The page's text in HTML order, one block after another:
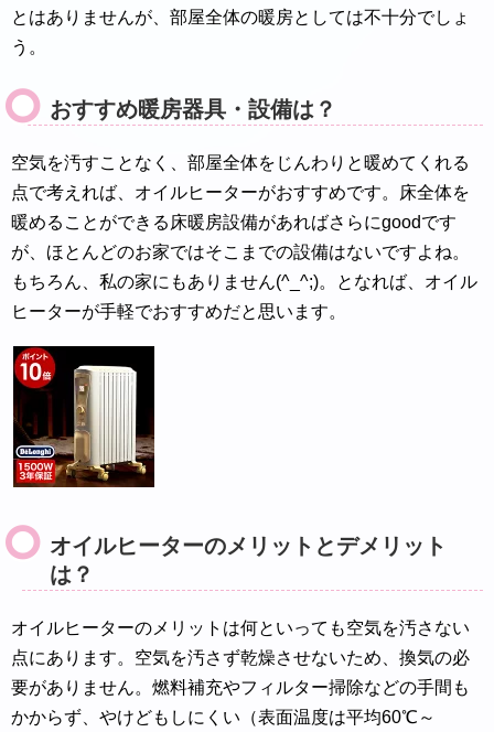
とはありませんが、部屋全体の暖房としては不十分でしょ
う。
おすすめ暖房器具・設備は？
空気を汚すことなく、部屋全体をじんわりと暖めてくれる
点で考えれば、オイルヒーターがおすすめです。床全体を
暖めることができる床暖房設備があればさらにgoodです
が、ほとんどのお家ではそこまでの設備はないですよね。
もちろん、私の家にもありません(^_^;)。となれば、オイル
ヒーターが手軽でおすすめだと思います。
オイルヒーターのメリットとデメリット
は？
オイルヒーターのメリットは何といっても空気を汚さない
点にあります。空気を汚さず乾燥させないため、換気の必
要がありません。燃料補充やフィルター掃除などの手間も
かからず、やけどもしにくい（表面温度は平均60℃～